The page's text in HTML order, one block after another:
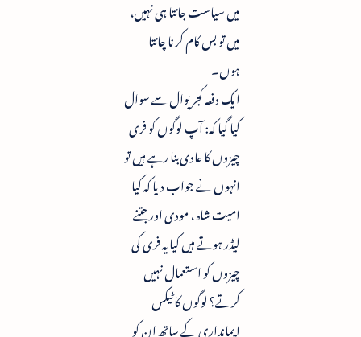
میں سیاست جانتا ہی نہیں،
میں تو بس کام کرنا چانتا
ہوں۔
ایک دفعہ کجریوال سے سوال
کیا گیا کہ: آپ لوگوں کو فری
چیزوں کا عادی بنا رہے ہیں تو
انہوں نے جواب دیا کہ کیا
امیت شاہ ، مودی اور جتنے
لیڈر ہوتے ہیں کیا یہ فری کی
چیزوں کو استعمال نہیں
کرتے؟ لوگوں کا ٹیکس
ایمانداری کے ساتھ ان کو